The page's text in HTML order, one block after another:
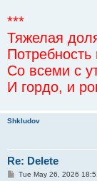
***
Тяжелая
Со всеми с
И гордо, и
Shkludov
Re: Delete
PTue May 26, 2026